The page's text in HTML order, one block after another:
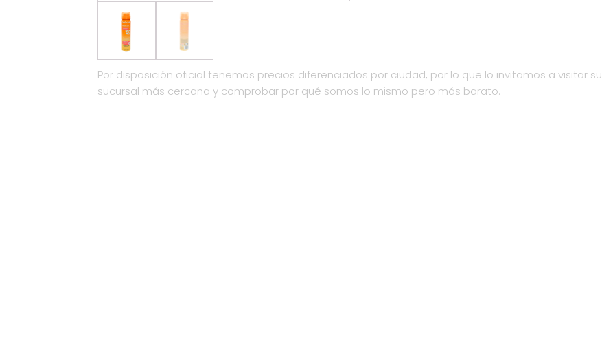
Por disposición oficial tenemos precios diferenciados por ciudad, por lo que lo invitamos a visitar su
sucursal más cercana y comprobar por qué somos lo mismo pero más barato.